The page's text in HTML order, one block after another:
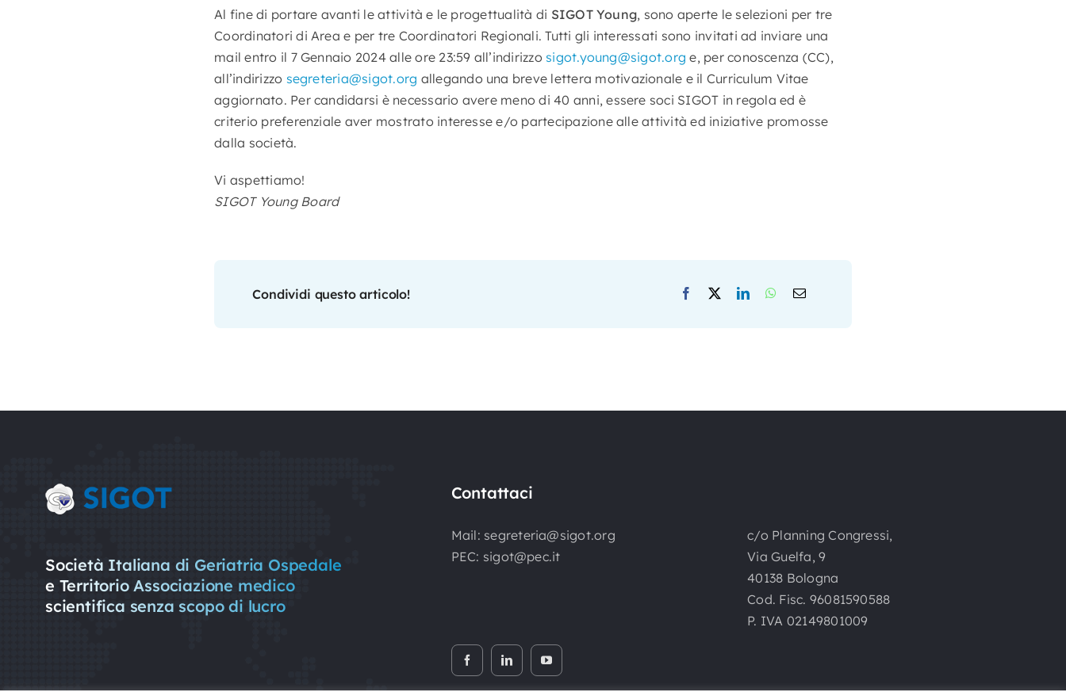
Al fine di portare avanti le attività e le progettualità di SIGOT Young, sono aperte le selezioni per tre
Coordinatori di Area e per tre Coordinatori Regionali. Tutti gli interessati sono invitati ad inviare una
mail entro il 7 Gennaio 2024 alle ore 23:59 all’indirizzosigot.young@sigot.org e, per conoscenza (CC),
all’indirizzo segreteria@sigot.org allegando una breve lettera motivazionale e il Curriculum Vitae
aggiornato. Per candidarsi è necessario avere meno di 40 anni, essere soci SIGOT in regola ed è
criterio preferenziale aver mostrato interesse e/o partecipazione alle attività ed iniziative promosse
dalla società.
Vi aspettiamo!
SIGOT Young Board
Condividi questo articolo!
Società Italiana di Geriatria Ospedale
e Territorio Associazione medico
scientifica senza scopo di lucro
Contattaci
Mail: segreteria@sigot.org
PEC: sigot@pec.it
c/o Planning Congressi,
Via Guelfa, 9
40138 Bologna
Cod. Fisc. 96081590588
P. IVA 02149801009